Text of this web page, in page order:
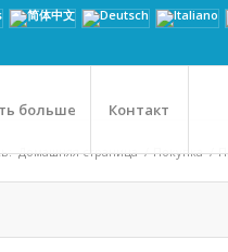
больше Контакт
Домашняя страница / Покупка /